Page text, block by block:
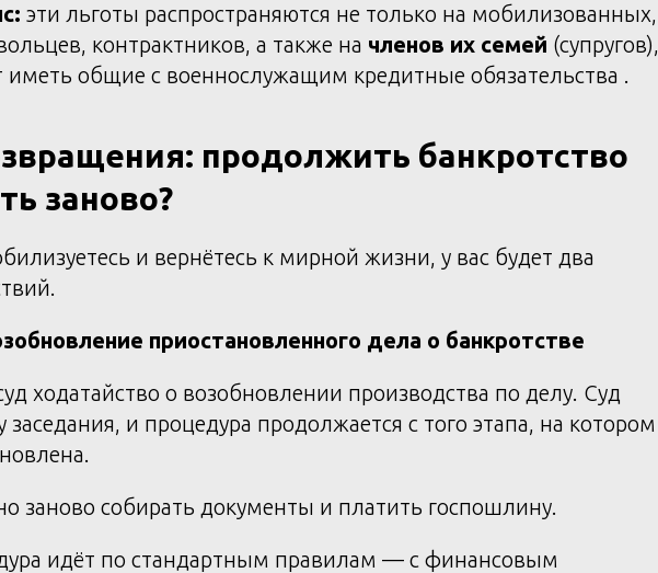
эти льготы распространяются не только на мобилизованных,
контрактников, а также на членов их семей (супругов),
иметь общие с военнослужащим кредитные обязательства .
продолжить банкротство
заново?
и вернётесь к мирной жизни, у вас будет два
приостановленного дела о банкротстве
ходатайство о возобновлении производства по делу. Суд
заседания, и процедура продолжается с того этапа, на котором
заново собирать документы и платить госпошлину.
идёт по стандартным правилам — с финансовым